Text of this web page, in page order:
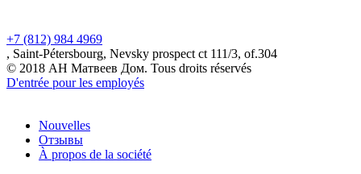
+7 (812) 984 4969
, Saint-Pétersbourg, Nevsky prospect ct 111/3, of.304
© 2018 АН Матвеев Дом. Tous droits réservés
D'entrée pour les employés
Nouvelles
Отзывы
À propos de la société